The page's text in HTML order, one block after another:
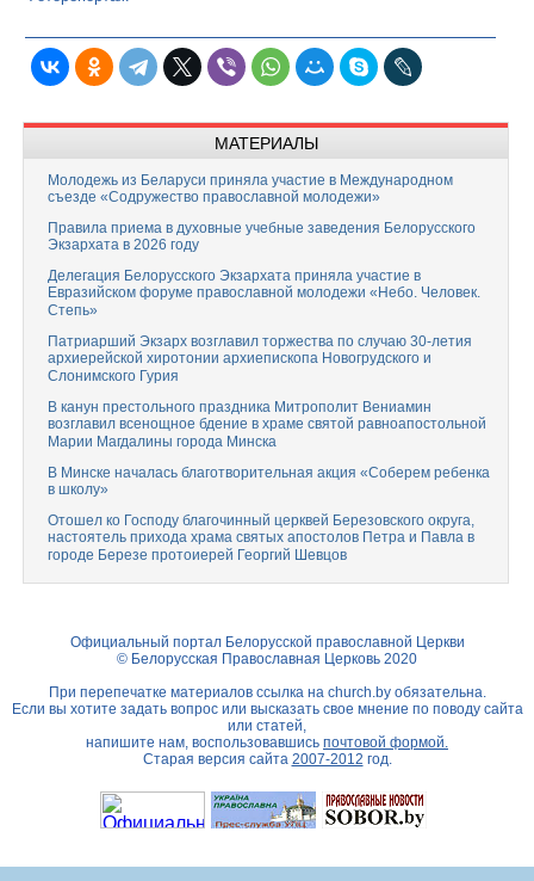
МАТЕРИАЛЫ
Молодежь из Беларуси приняла участие в Международном
съезде «Содружество православной молодежи»
Правила приема в духовные учебные заведения Белорусского
Экзархата в 2026 году
Делегация Белорусского Экзархата приняла участие в
Евразийском форуме православной молодежи «Небо. Человек.
Степь»
Патриарший Экзарх возглавил торжества по случаю 30-летия
архиерейской хиротонии архиепископа Новогрудского и
Слонимского Гурия
В канун престольного праздника Митрополит Вениамин
возглавил всенощное бдение в храме святой равноапостольной
Марии Магдалины города Минска
В Минске началась благотворительная акция «Соберем ребенка
в школу»
Отошел ко Господу благочинный церквей Березовского округа,
настоятель прихода храма святых апостолов Петра и Павла в
городе Березе протоиерей Георгий Шевцов
Официальный портал Белорусской православной Церкви
© Белорусская Православная Церковь 2020
При перепечатке материалов ссылка на church.byобязательна.
Если вы хотите задать вопрос или высказать свое мнение по поводу сайта
или статей,
напишите нам, воспользовавшись почтовой формой.
Старая версия сайта 2007-2012 год.